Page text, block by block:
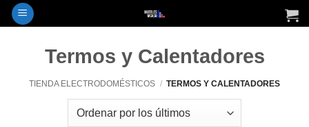
Saltar
al
Termos y Calentadores
TIENDA ELECTRODOMÉSTICOS / TERMOS Y CALENTADORES